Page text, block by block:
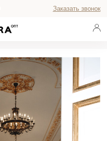
Заказать звонок